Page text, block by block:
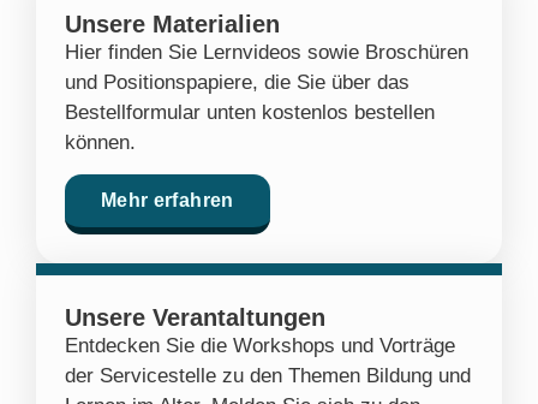
Unsere Materialien
Hier finden Sie Lernvideos sowie Broschüren
und Positionspapiere, die Sie über das
Bestellformular unten kostenlos bestellen
können.
Mehr erfahren
Unsere Verantaltungen
Entdecken Sie die Workshops und Vorträge
der Servicestelle zu den Themen Bildung und